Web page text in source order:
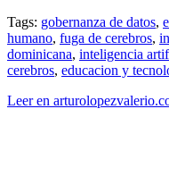
Tags: gobernanza de datos,
humano, fuga de cerebros,
dominicana, inteligencia
cerebros, educacion y
Leer en